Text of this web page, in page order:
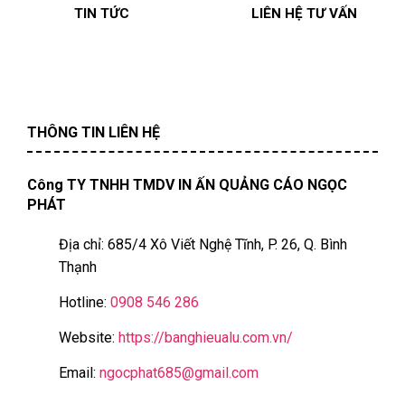
TIN TỨC LIÊN HỆ TƯ VẤN
THÔNG TIN LIÊN HỆ
Công TY TNHH TMDV IN ẤN QUẢNG CÁO NGỌC
PHÁT
Địa chỉ: 685/4 Xô Viết Nghệ Tĩnh, P. 26, Q. Bình
Thạnh
Hotline: 0908 546 286
Website: https://banghieualu.com.vn/
Email: ngocphat685@gmail.com